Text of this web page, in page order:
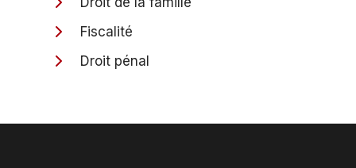
Fiscalité
Droit pénal